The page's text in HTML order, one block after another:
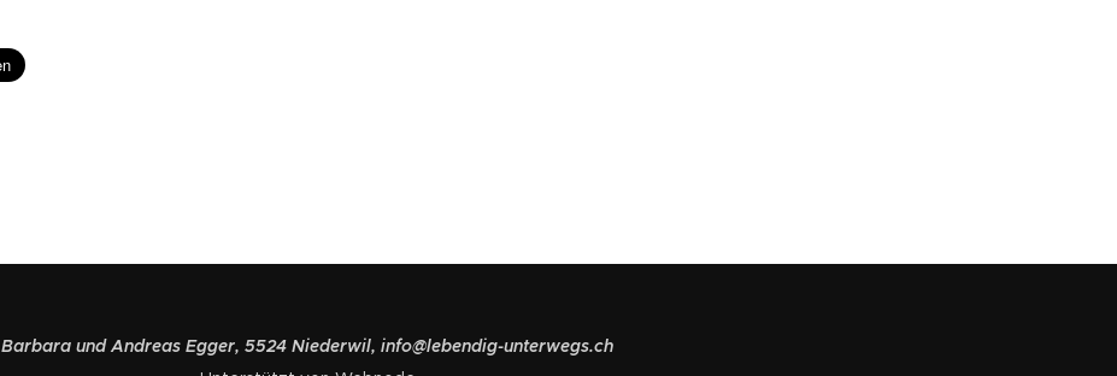
Barbara und Andreas Egger, 5524 Niederwil, info@lebendig-unterwegs.ch